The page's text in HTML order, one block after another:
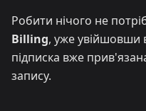
Робити нічого не
Billing, уже увійшовши
підписка вже
запису.